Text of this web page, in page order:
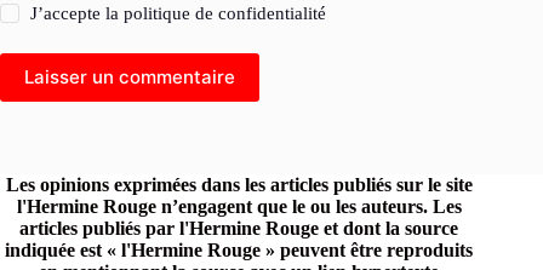
J’accepte lapolitique de confidentialité
Laisser un commentaire
Les opinions exprimées dans les articles publiés sur le site
l'Hermine Rouge n’engagent que le ou les auteurs. Les
articles publiés par l'Hermine Rouge et dont la source
indiquée est « l'Hermine Rouge » peuvent être reproduits